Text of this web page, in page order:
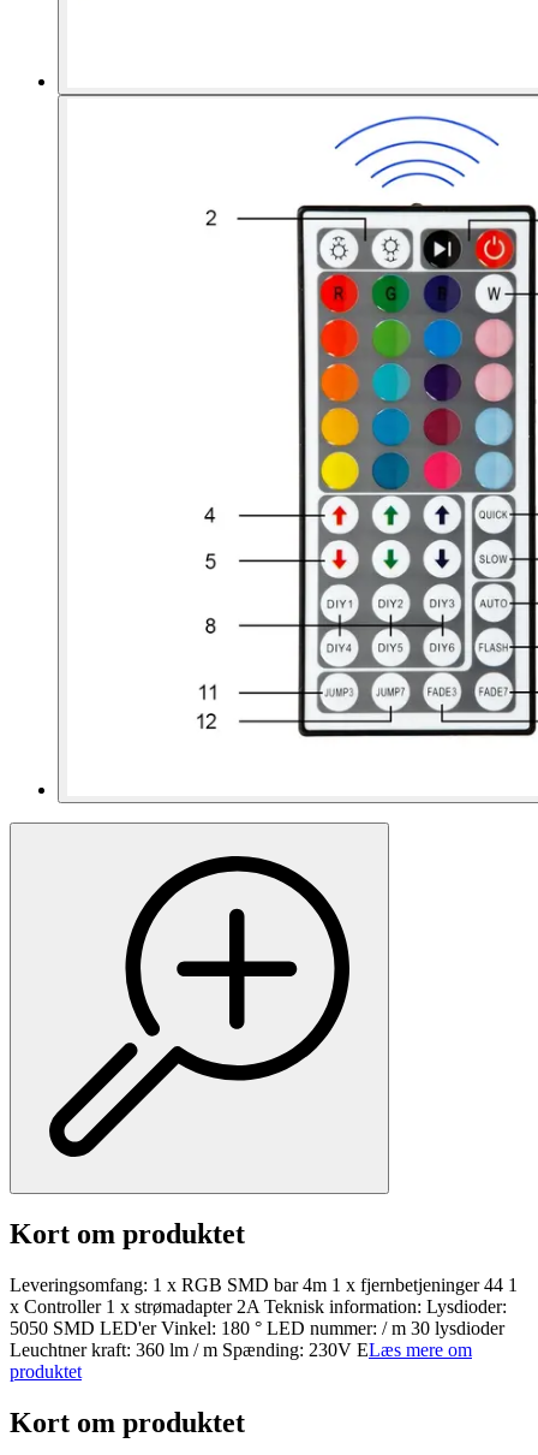
Kort om produktet
Leveringsomfang: 1 x RGB SMD bar 4m 1 x fjernbetjeninger 44 1
x Controller 1 x strømadapter 2A Teknisk information: Lysdioder:
5050 SMD LED'er Vinkel: 180 ° LED nummer: / m 30 lysdioder
Leuchtner kraft: 360 lm / m Spænding: 230V ELæs mere om
produktet
Kort om produktet